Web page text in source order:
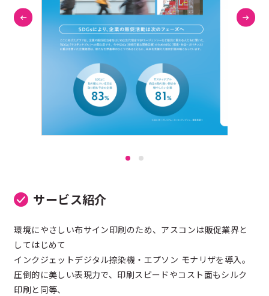
サービス紹介
環境にやさしい布サイン印刷のため、アスコンは販促業界と
してはじめて
インクジェットデジタル捺染機・エプソン モナリザを導入。
圧倒的に美しい表現力で、印刷スピードやコスト面もシルク
印刷と同等、